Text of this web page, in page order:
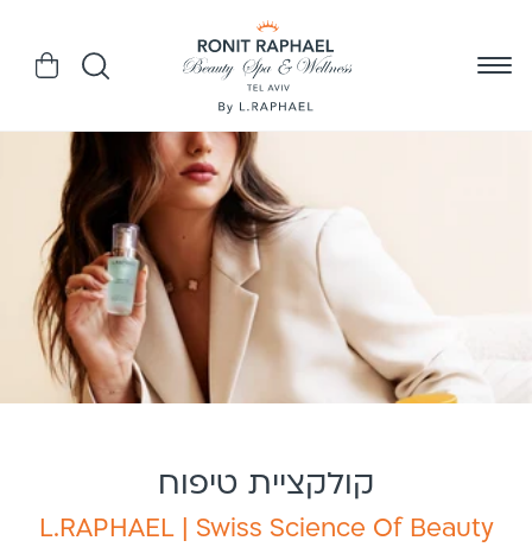
עגלה
קולקציית טיפוח
L.RAPHAEL | Swiss Science Of Beauty